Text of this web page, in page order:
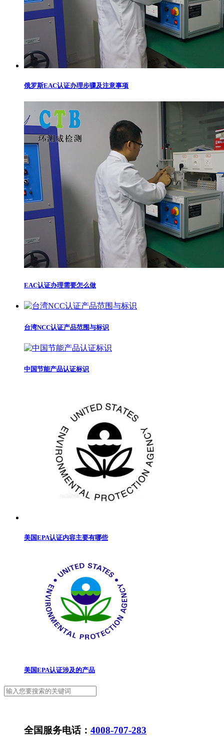
俄罗斯EAC认证办理步骤及注意事项
EAC认证办理需要怎么做
台湾NCC认证产品范围与标识
中国节能产品认证标识
美国EPA认证内容主要有哪些
美国EPA认证涉及的产品
全国服务电话： 4008-707-283